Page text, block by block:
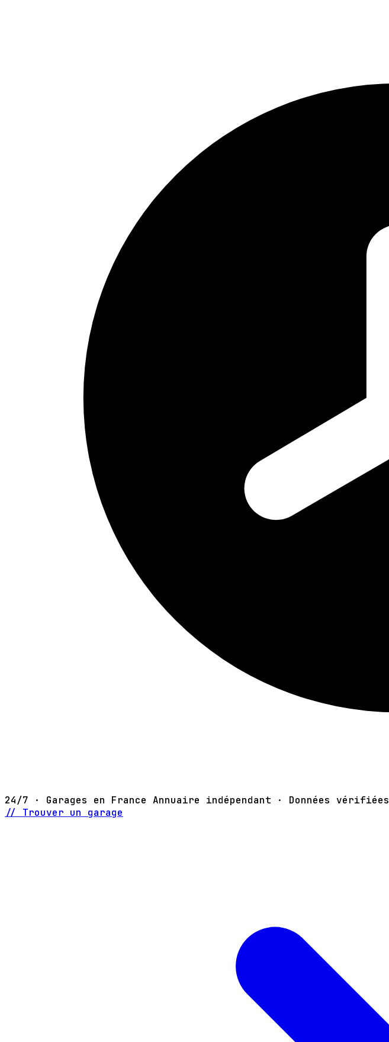
24/7 · Garages en France Annuaire indépendant · Données vérifiées
// Trouver un garage